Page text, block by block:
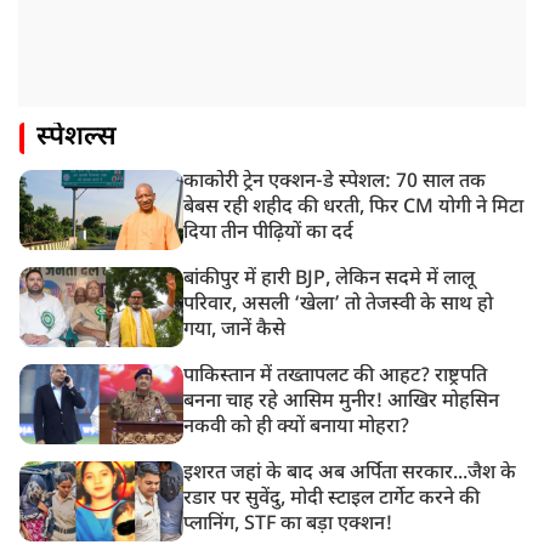
स्पेशल्स
काकोरी ट्रेन एक्शन-डे स्पेशल: 70 साल तक
बेबस रही शहीद की धरती, फिर CM योगी ने मिटा
दिया तीन पीढ़ियों का दर्द
बांकीपुर में हारी BJP, लेकिन सदमे में लालू
परिवार, असली ‘खेला’ तो तेजस्वी के साथ हो
गया, जानें कैसे
पाकिस्तान में तख्तापलट की आहट? राष्ट्रपति
बनना चाह रहे आसिम मुनीर! आखिर मोहसिन
नकवी को ही क्यों बनाया मोहरा?
इशरत जहां के बाद अब अर्पिता सरकार...जैश के
रडार पर सुवेंदु, मोदी स्टाइल टार्गेट करने की
प्लानिंग, STF का बड़ा एक्शन!